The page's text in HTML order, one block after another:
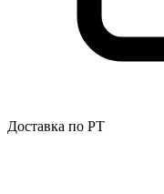
Доставка по РТ